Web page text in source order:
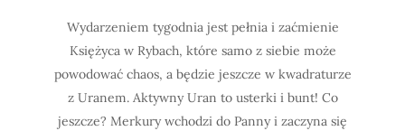
Wydarzeniem tygodnia jest pełnia i zaćmienie
Księżyca w Rybach, które samo z siebie może
powodować chaos, a będzie jeszcze w kwadraturze
z Uranem. Aktywny Uran to usterki i bunt! Co
jeszcze? Merkury wchodzi do Panny i zaczyna się